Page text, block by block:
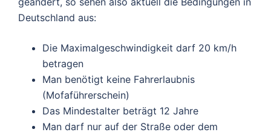
Deutschland aus:
Die Maximalgeschwindigkeit darf 20 km/h
betragen
Man benötigt keine Fahrerlaubnis
(Mofaführerschein)
Das Mindestalter beträgt 12 Jahre
Man darf nur auf der Straße oder dem